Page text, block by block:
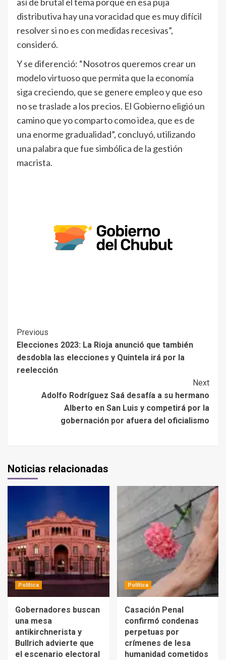
así de brutal el tema porque en esa puja
distributiva hay una voracidad que es muy difícil
resolver si no es con medidas recesivas”,
consideró.
Y se diferenció: “Nosotros queremos crear un
modelo virtuoso que permita que la economía
siga creciendo, que se genere empleo y que eso
no se traslade a los precios. El Gobierno eligió un
camino que yo comparto como idea, que es de
una enorme gradualidad”, concluyó, utilizando
una palabra que fue simbólica de la gestión
macrista.
Previous
Elecciones 2023: La Rioja anunció que también
desdobla las elecciones y Quintela irá por la
reelección
Next
Adolfo Rodríguez Saá desafía a su hermano
Alberto en San Luis y competirá por la
gobernación por afuera del oficialismo
Noticias relacionadas
Política
Gobernadores buscan
una mesa
antikirchnerista y
Bullrich advierte que
el escenario electoral
Política
Casación Penal
confirmó condenas
perpetuas por
crímenes de lesa
humanidad cometidos